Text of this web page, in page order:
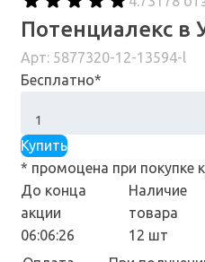
Потенциалекс в
Арт: 5877320-12-13594-l
Бесплатно*
Купить
* промоцена при покупке
До конца
акции
06:06:25
Наличие
товара
12 шт